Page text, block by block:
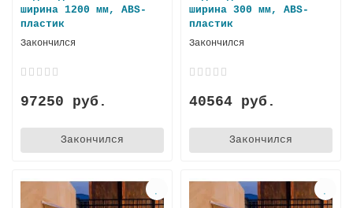
ширина 1200 мм, ABS-
пластик
Закончился
97250 руб.
Закончился
ширина 300 мм, ABS-
пластик
Закончился
40564 руб.
Закончился